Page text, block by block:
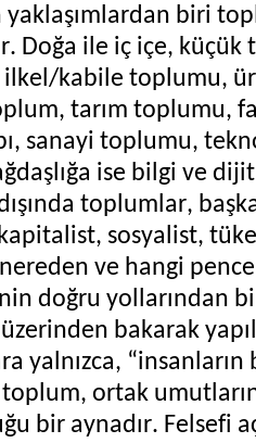
yaklaşımlardan biri
Doğa ile iç içe,
kabile toplumu,
tarım toplumu,
sanayi toplumu,
ise bilgi ve
toplumlar,
sosyalist,
ve hangi
doğru yollarından
bakarak
yalnızca,
toplum, ortak
bir aynadır. Felsefi